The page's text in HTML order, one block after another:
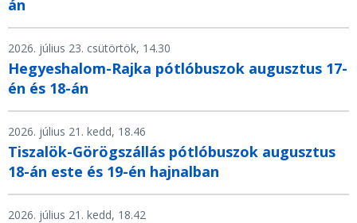
án
2026. július 23. csütörtök, 14.30
Hegyeshalom-Rajka pótlóbuszok augusztus 17-
én és 18-án
2026. július 21. kedd, 18.46
Tiszalök-Görögszállás pótlóbuszok augusztus
18-án este és 19-én hajnalban
2026. július 21. kedd, 18.42